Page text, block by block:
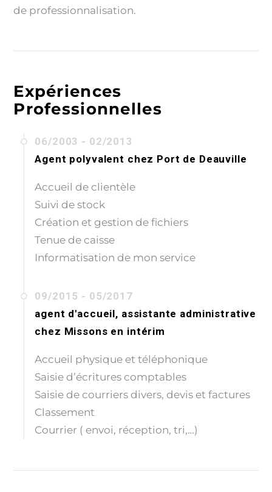
de professionnalisation.
Expériences
Professionnelles
06/2003 - 02/2013
Agent polyvalent chez Port de Deauville
Accueil de clientèle
Suivi de stock
Création et gestion de fichiers
Tenue de caisse
Informatisation de mon service
09/2015 - 05/2017
agent d'accueil, assistante administrative
chez Missons en intérim
Accueil physique et téléphonique
Saisie d’écritures comptables
Saisie de courriers divers, devis et factures
Classement
Courrier ( envoi, réception, tri,…)